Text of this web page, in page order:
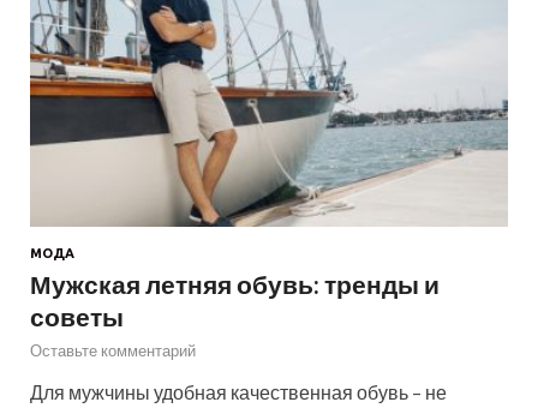
МОДА
Мужская летняя обувь: тренды и
советы
Оставьте комментарий
Для мужчины удобная качественная обувь – не